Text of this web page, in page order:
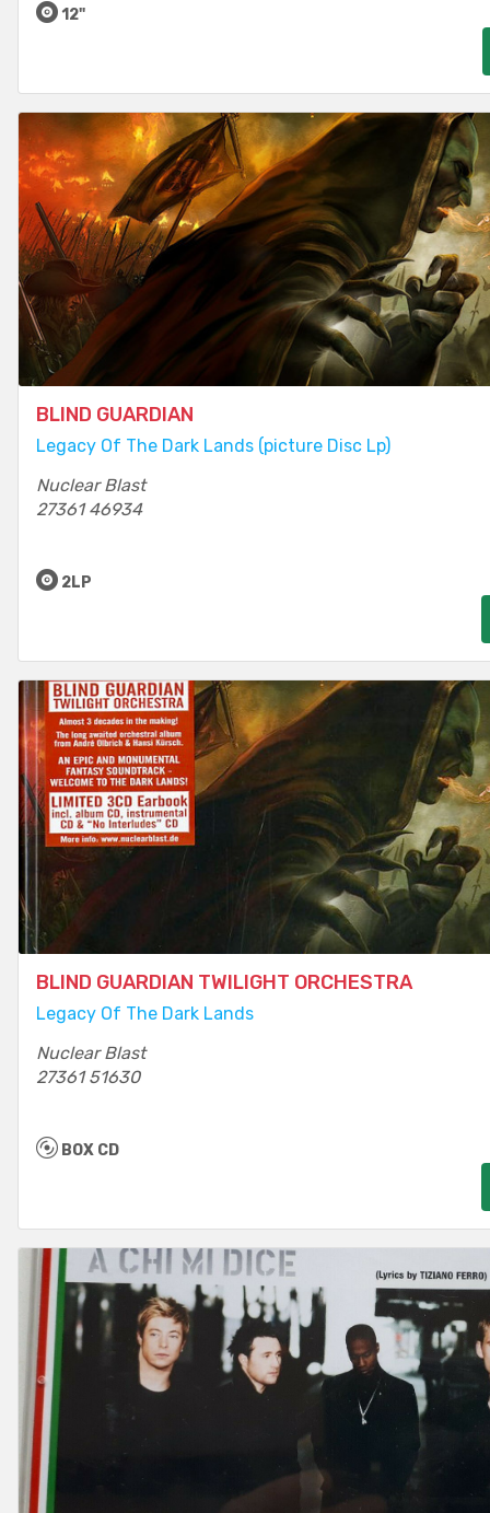
12"
BLIND GUARDIAN
Legacy Of The Dark Lands (picture Disc Lp)
Nuclear Blast
27361 46934
2LP
BLIND GUARDIAN TWILIGHT ORCHESTRA
Legacy Of The Dark Lands
Nuclear Blast
27361 51630
BOX CD